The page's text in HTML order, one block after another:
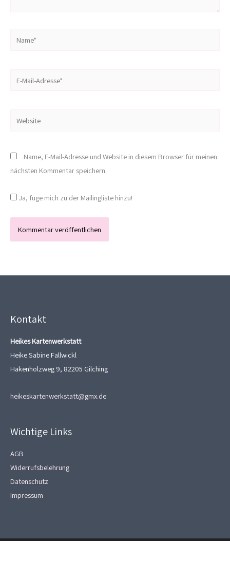
Website
Name, E-Mail-Adresse und Website in diesem Browser für meinen
nächsten Kommentar speichern.
Ja, füge mich zu der Mailingliste hinzu!
Kontakt
Heikes Kartenwerkstatt
Heike Sabine Fallwickl
Hakenholzweg 9, 82205 Gilching
heikeskartenwerkstatt@gmx.de
Wichtige Links
AGB
Widerrufsbelehrung
Datenschutz
Impressum